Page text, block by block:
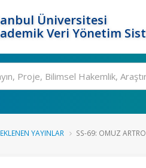
Üniversitesi
Veri Yönetim
YAYINLAR SS-69: OMUZ